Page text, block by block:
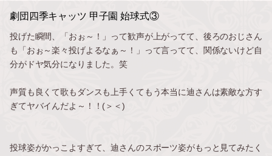
劇団四季キャッツ 甲子園 始球式③
投げた瞬間、「おぉ～！」って歓声が上がってて、後ろのおじさん
も「おぉ～楽々投げよるなぁ～！」って言ってて、関係ないけど自
分がドヤ気分になりました。笑
声質も良くて歌もダンスも上手くてもう本当に迪さんは素敵な方す
ぎてヤバイんだよ～！！(＞＜)
投球姿がかっこよすぎて、迪さんのスポーツ姿がもっと見てみたく